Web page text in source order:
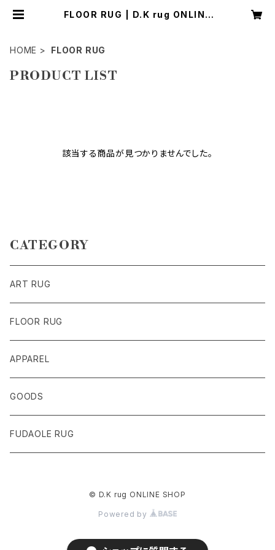
FLOOR RUG | D.K rug ONLINE
HOME FLOOR RUG
PRODUCT LIST
該当する商品が見つかりませんでした。
CATEGORY
ART RUG
FLOOR RUG
APPAREL
GOODS
FUDAOLE RUG
© D.K rug ONLINE SHOP
Powered by